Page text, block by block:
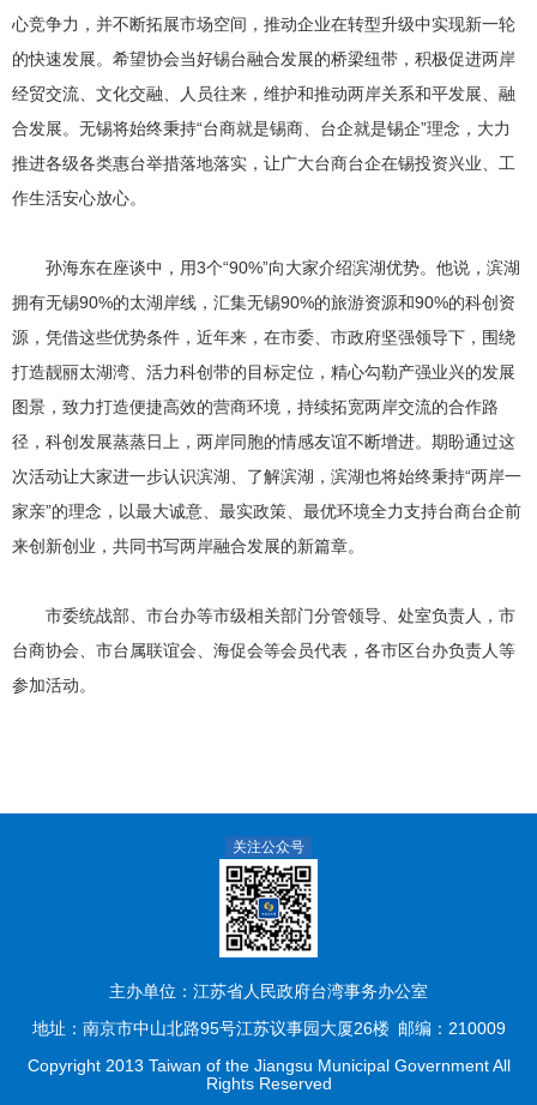
心竞争力，并不断拓展市场空间，推动企业在转型升级中实现新一轮
的快速发展。希望协会当好锡台融合发展的桥梁纽带，积极促进两岸
经贸交流、文化交融、人员往来，维护和推动两岸关系和平发展、融
合发展。无锡将始终秉持“台商就是锡商、台企就是锡企”理念，大力
推进各级各类惠台举措落地落实，让广大台商台企在锡投资兴业、工
作生活安心放心。
孙海东在座谈中，用3个“90%”向大家介绍滨湖优势。他说，滨湖
拥有无锡90%的太湖岸线，汇集无锡90%的旅游资源和90%的科创资
源，凭借这些优势条件，近年来，在市委、市政府坚强领导下，围绕
打造靓丽太湖湾、活力科创带的目标定位，精心勾勒产强业兴的发展
图景，致力打造便捷高效的营商环境，持续拓宽两岸交流的合作路
径，科创发展蒸蒸日上，两岸同胞的情感友谊不断增进。期盼通过这
次活动让大家进一步认识滨湖、了解滨湖，滨湖也将始终秉持“两岸一
家亲”的理念，以最大诚意、最实政策、最优环境全力支持台商台企前
来创新创业，共同书写两岸融合发展的新篇章。
市委统战部、市台办等市级相关部门分管领导、处室负责人，市
台商协会、市台属联谊会、海促会等会员代表，各市区台办负责人等
参加活动。
关注公众号
主办单位：江苏省人民政府台湾事务办公室
地址：南京市中山北路95号江苏议事园大厦26楼 邮编：210009
Copyright 2013 Taiwan of the Jiangsu Municipal Government All
Rights Reserved